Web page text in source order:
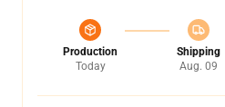
Production
Today
Shipping
Aug. 09